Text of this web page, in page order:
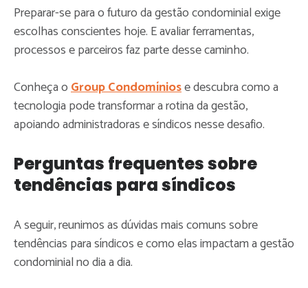
Preparar-se para o futuro da gestão condominial exige
escolhas conscientes hoje. E avaliar ferramentas,
processos e parceiros faz parte desse caminho.
Conheça oGroup Condomíniose descubra como a
tecnologia pode transformar a rotina da gestão,
apoiando administradoras e síndicos nesse desafio.
Perguntas frequentes sobre
tendências para síndicos
A seguir, reunimos as dúvidas mais comuns sobre
tendências para síndicos e como elas impactam a gestão
condominial no dia a dia.